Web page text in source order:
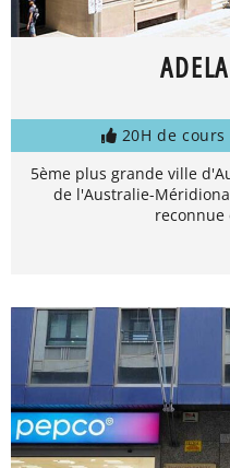
20H de
5ème plus grande ville
de l'Australie-
reconnue